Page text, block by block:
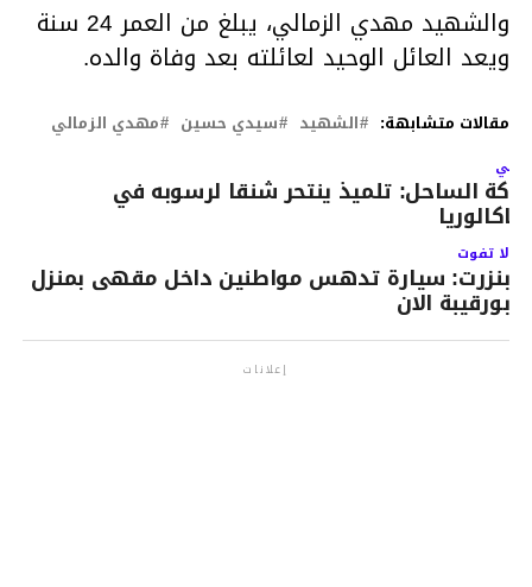
والشهيد مهدي الزمالي، يبلغ من العمر 24 سنة
ويعد العائل الوحيد لعائلته بعد وفاة والده.
مقالات متشابهة: الشهيد سيدي حسين مهدي الزمالي
الساحل: تلميذ ينتحر شنقا لرسوبه في
لا تفوت
بنزرت: سيارة تدهس مواطنين داخل مقهى بمنزل
بورقيبة الان
إعلانات